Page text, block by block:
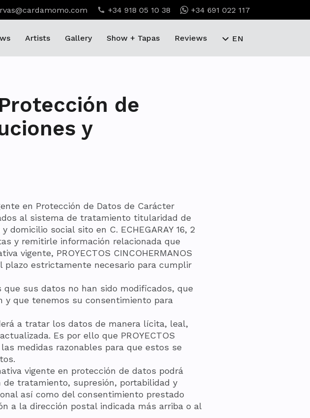
+34 918 05 10 38 +34 691 022 117
Artists Gallery Show + Tapas Reviews EN
de
y
en Protección de Datos de Carácter
al sistema de tratamiento titularidad de
domicilio social sito en C. ECHEGARAY 16, 2
y remitirle información relacionada que
vigente, PROYECTOS CINCOHERMANOS
plazo estrictamente necesario para cumplir
sus datos no han sido modificados, que
y que tenemos su consentimiento para
a tratar los datos de manera lícita, leal,
Es por ello que PROYECTOS
medidas razonables para que estos se
vigente en protección de datos podrá
tratamiento, supresión, portabilidad y
así como del consentimiento prestado
a la dirección postal indicada más arriba o al